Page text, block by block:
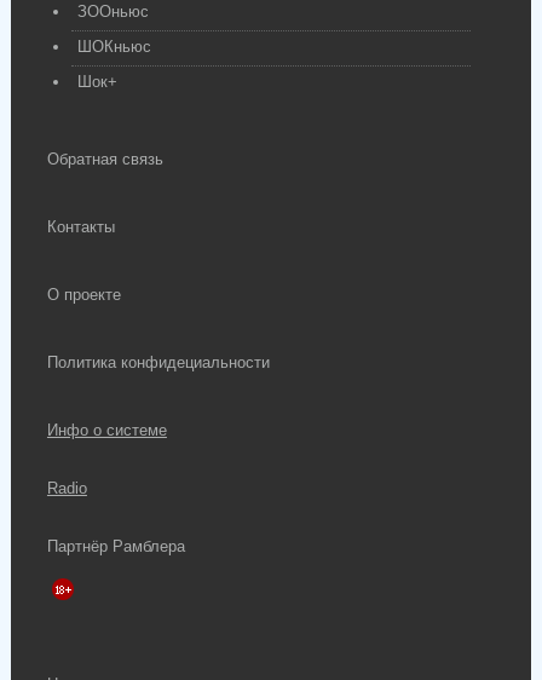
ЗООньюс
ШОКньюс
Шок+
Обратная связь
Контакты
О проекте
Политика конфидециальности
Инфо о системе
Radio
Партнёр Рамблера